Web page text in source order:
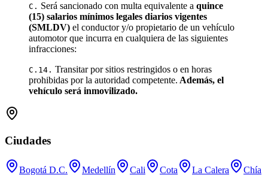
C. Será sancionado con multa equivalente a quince
(15) salarios mínimos legales diarios vigentes
(SMLDV) el conductor y/o propietario de un vehículo
automotor que incurra en cualquiera de las siguientes
infracciones:
C.14. Transitar por sitios restringidos o en horas
prohibidas por la autoridad competente. Además, el
vehículo será inmovilizado.
Ciudades
Bogotá D.C. Medellín Cali Cota La Calera
Chía